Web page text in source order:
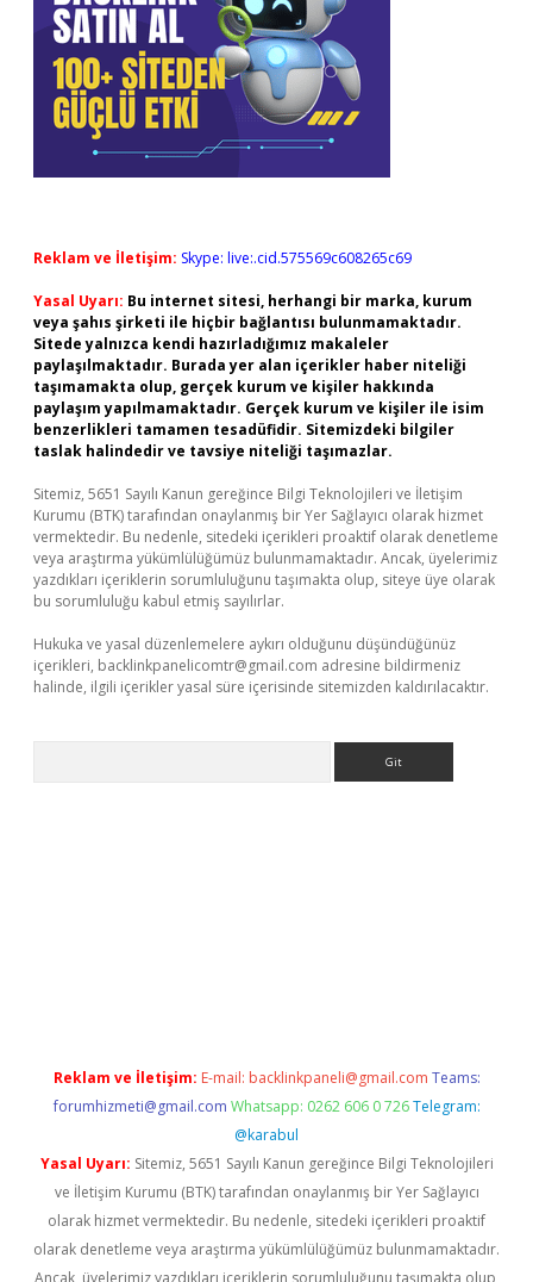
Reklam ve İletişim: Skype: live:.cid.575569c608265c69
Yasal Uyarı: Bu internet sitesi, herhangi bir marka, kurum
veya şahıs şirketi ile hiçbir bağlantısı bulunmamaktadır.
Sitede yalnızca kendi hazırladığımız makaleler
paylaşılmaktadır. Burada yer alan içerikler haber niteliği
taşımamakta olup, gerçek kurum ve kişiler hakkında
paylaşım yapılmamaktadır. Gerçek kurum ve kişiler ile isim
benzerlikleri tamamen tesadüfidir. Sitemizdeki bilgiler
taslak halindedir ve tavsiye niteliği taşımazlar.
Sitemiz, 5651 Sayılı Kanun gereğince Bilgi Teknolojileri ve İletişim
Kurumu (BTK) tarafından onaylanmış bir Yer Sağlayıcı olarak hizmet
vermektedir. Bu nedenle, sitedeki içerikleri proaktif olarak denetleme
veya araştırma yükümlülüğümüz bulunmamaktadır. Ancak, üyelerimiz
yazdıkları içeriklerin sorumluluğunu taşımakta olup, siteye üye olarak
bu sorumluluğu kabul etmiş sayılırlar.
Hukuka ve yasal düzenlemelere aykırı olduğunu düşündüğünüz
içerikleri, backlinkpanelicomtr@gmail.com adresine bildirmeniz
halinde, ilgili içerikler yasal süre içerisinde sitemizden kaldırılacaktır.
Reklam ve İletişim: E-mail: backlinkpaneli@gmail.com Teams:
forumhizmeti@gmail.com Whatsapp: 0262 606 0 726 Telegram:
@karabul
Yasal Uyarı: Sitemiz, 5651 Sayılı Kanun gereğince Bilgi Teknolojileri
ve İletişim Kurumu (BTK) tarafından onaylanmış bir Yer Sağlayıcı
olarak hizmet vermektedir. Bu nedenle, sitedeki içerikleri proaktif
olarak denetleme veya araştırma yükümlülüğümüz bulunmamaktadır.
Ancak, üyelerimiz yazdıkları içeriklerin sorumluluğunu taşımakta olup,